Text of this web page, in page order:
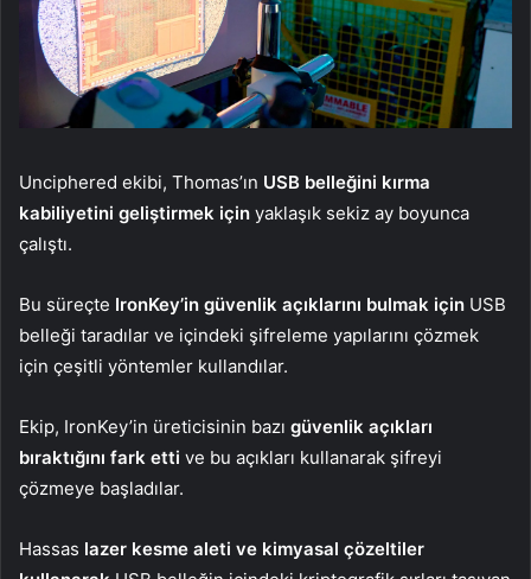
Unciphered ekibi, Thomas’ın USB belleğini kırma
kabiliyetini geliştirmek için yaklaşık sekiz ay boyunca
çalıştı.
Bu süreçte IronKey’in güvenlik açıklarını bulmak için USB
belleği taradılar ve içindeki şifreleme yapılarını çözmek
için çeşitli yöntemler kullandılar.
Ekip, IronKey’in üreticisinin bazı güvenlik açıkları
bıraktığını fark etti ve bu açıkları kullanarak şifreyi
çözmeye başladılar.
Hassas lazer kesme aleti ve kimyasal çözeltiler